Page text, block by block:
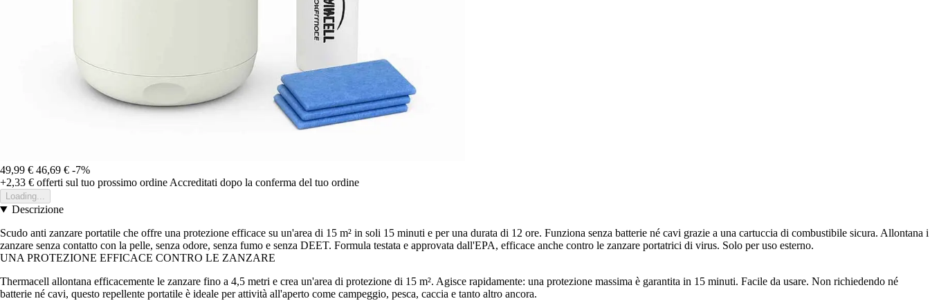
49,99 € 46,69 € -7%
+2,33 € offerti sul tuo prossimo ordine Accreditati dopo la conferma del tuo ordine
Loading...
Descrizione
Scudo anti zanzare portatile che offre una protezione efficace su un'area di 15 m² in soli 15 minuti e per una durata di 12 ore. Funziona senza batterie né cavi grazie a una cartuccia di combustibile sicura. Allontana i
zanzare senza contatto con la pelle, senza odore, senza fumo e senza DEET. Formula testata e approvata dall'EPA, efficace anche contro le zanzare portatrici di virus. Solo per uso esterno.
UNA PROTEZIONE EFFICACE CONTRO LE ZANZARE
Thermacell allontana efficacemente le zanzare fino a 4,5 metri e crea un'area di protezione di 15 m². Agisce rapidamente: una protezione massima è garantita in 15 minuti. Facile da usare. Non richiedendo né
batterie né cavi, questo repellente portatile è ideale per attività all'aperto come campeggio, pesca, caccia e tanto altro ancora.